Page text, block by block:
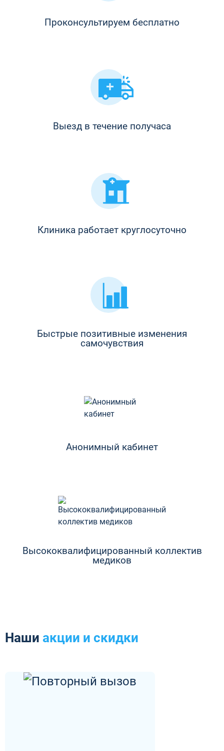
Проконсультируем бесплатно
Выезд в течение получаса
Клиника работает круглосуточно
Быстрые позитивные изменения
самочувствия
Анонимный кабинет
Высококвалифицированный коллектив
медиков
Наши акции и скидки